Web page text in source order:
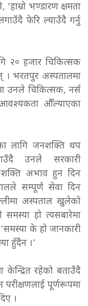
भण्डारण क्षमता
फेरि ल्याउँदै गर्नु
२० हजार चिकित्सक
। भरतपुर अस्पतालमा
उनले चिकित्सक, नर्स
आवश्यकता औँल्याएका
लागि जनशक्ति थप
उनले सरकारी
अभाव हुन दिन
सम्पूर्ण सेवा दिन
अस्पताल खुलेको
हो त्यसबारेमा
के हो जानकारी
हुँदैन ।’
केन्द्रित रहेको बताउँदै
पूर्णरूपमा
।